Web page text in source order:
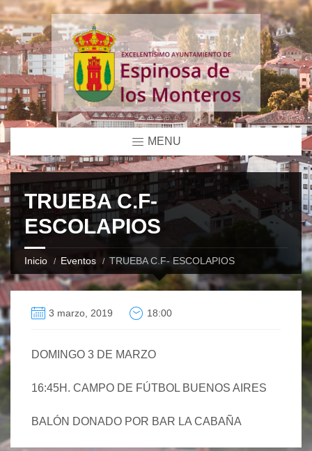
MENU
TRUEBA C.F-
ESCOLAPIOS
Inicio Eventos TRUEBA C.F- ESCOLAPIOS
3 marzo, 2019 18:00
DOMINGO 3 DE MARZO
16:45H. CAMPO DE FÚTBOL BUENOS AIRES
BALÓN DONADO POR BAR LA CABAÑA